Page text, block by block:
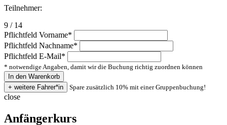
Teilnehmer:
9 / 14
Pflichtfeld Vorname*
Pflichtfeld Nachname*
Pflichtfeld E-Mail*
* notwendige Angaben, damit wir die Buchung richtig zuordnen können
Spare zusätzlich 10% mit einer Gruppenbuchung!
close
Anfängerkurs